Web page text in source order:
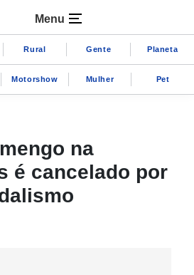
Menu
Rural Gente Planeta
Motorshow Mulher Pet
na
é cancelado por